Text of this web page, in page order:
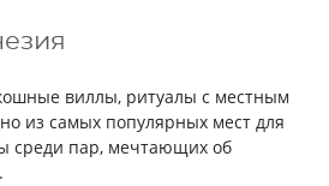
виллы, ритуалы с местным
из самых популярных мест для
среди пар, мечтающих об